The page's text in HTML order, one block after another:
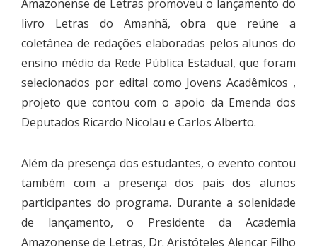
Amazonense de Letras promoveu o lançamento do
livro Letras do Amanhã, obra que reúne a
coletânea de redações elaboradas pelos alunos do
ensino médio da Rede Pública Estadual, que foram
selecionados por edital como Jovens Acadêmicos ,
projeto que contou com o apoio da Emenda dos
Deputados Ricardo Nicolau e Carlos Alberto.
Além da presença dos estudantes, o evento contou
também com a presença dos pais dos alunos
participantes do programa. Durante a solenidade
de lançamento, o Presidente da Academia
Amazonense de Letras, Dr. Aristóteles Alencar Filho